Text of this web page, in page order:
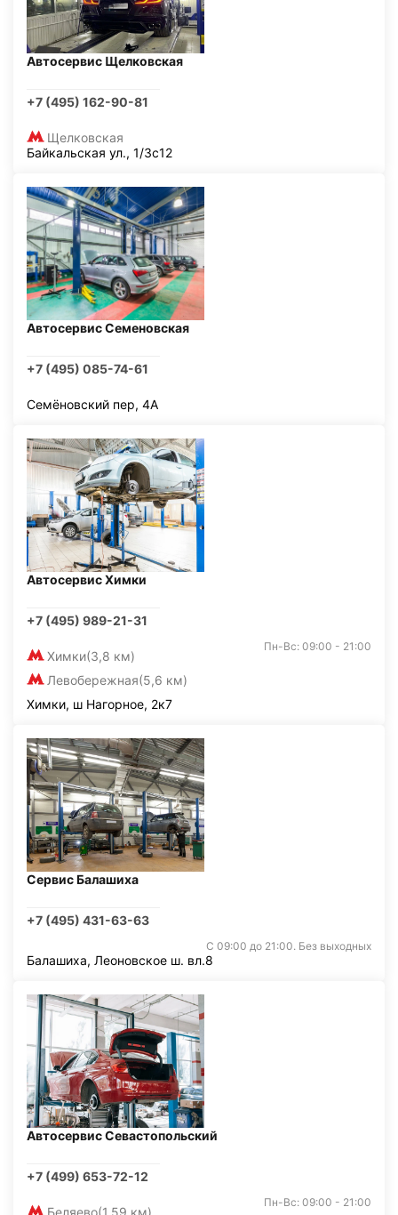
Автосервис Щелковская
+7 (495) 162-90-81
Щелковская
Байкальская ул., 1/3с12
Автосервис Семеновская
+7 (495) 085-74-61
Семёновский пер, 4А
Автосервис Химки
+7 (495) 989-21-31
Химки(3,8 км)
Левобережная(5,6 км)
Пн-Вс: 09:00 - 21:00
Химки, ш Нагорное, 2к7
Сервис Балашиха
+7 (495) 431-63-63
С 09:00 до 21:00. Без выходных
Балашиха, Леоновское ш. вл.8
Автосервис Севастопольский
+7 (499) 653-72-12
Беляево(1,59 км)
Пн-Вс: 09:00 - 21:00